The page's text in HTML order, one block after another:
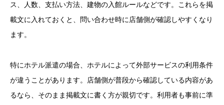
ス、人数、支払い方法、建物の入館ルールなどです。これらを掲
載文に入れておくと、問い合わせ時に店舗側が確認しやすくなり
ます。
特にホテル派遣の場合、ホテルによって外部サービスの利用条件
が違うことがあります。店舗側が普段から確認している内容があ
るなら、そのまま掲載文に書く方が親切です。利用者も事前に準